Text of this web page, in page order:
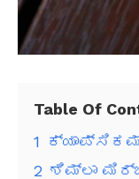
Table Of
1 ಕ್ಯಾಪ್ಸಿಕಮ್
2 ಶಿಮ್ಲಾ